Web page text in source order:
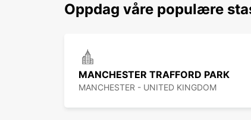
Oppdag våre populære
MANCHESTER TRAFFORD PARK
MANCHESTER - UNITED KINGDOM